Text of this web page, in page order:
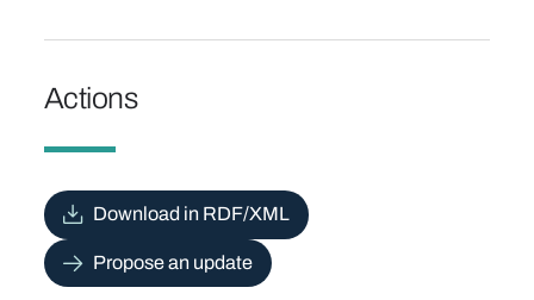
Actions
Download in RDF/XML
Propose an update